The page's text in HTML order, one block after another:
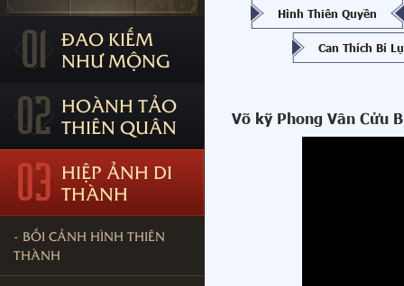
01
ĐAO KIẾM
NHƯ MỘNG
02 HOÀNH TẢO
THIÊN QUÂN
03 HIỆP ẢNH DI
THÀNH
- BỐI CẢNH HÌNH THIÊN
THÀNH
Hình Thiên Quyền
Can Thích Bí
Võ kỹ Phong Vân Cửu